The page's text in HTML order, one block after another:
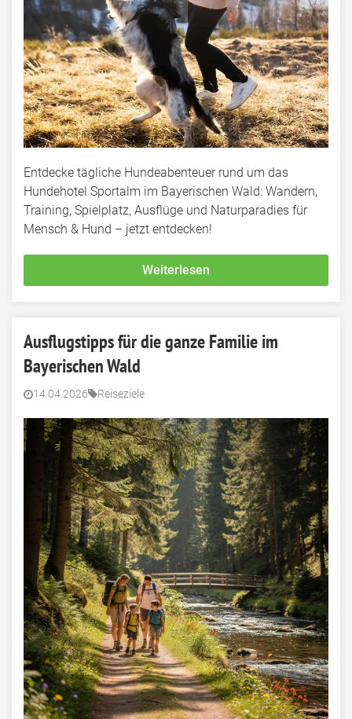
Entdecke tägliche Hundeabenteuer rund um das
Hundehotel Sportalm im Bayerischen Wald: Wandern,
Training, Spielplatz, Ausflüge und Naturparadies für
Mensch & Hund – jetzt entdecken!
Weiterlesen
Ausflugstipps für die ganze Familie im
Bayerischen Wald
14.04.2026 Reiseziele